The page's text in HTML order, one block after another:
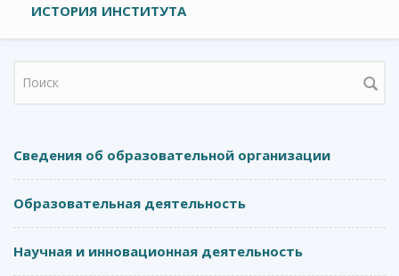
ИСТОРИЯ ИНСТИТУТА
Форма поиска
Сведения об образовательной организации
Образовательная деятельность
Научная и инновационная деятельность